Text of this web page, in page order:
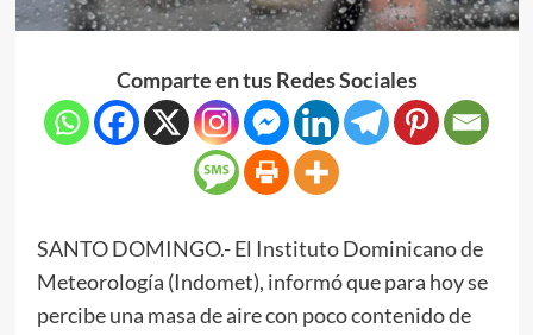
Comparte en tus Redes Sociales
SANTO DOMINGO.- El Instituto Dominicano de
Meteorología (Indomet), informó que para hoy se
percibe una masa de aire con poco contenido de